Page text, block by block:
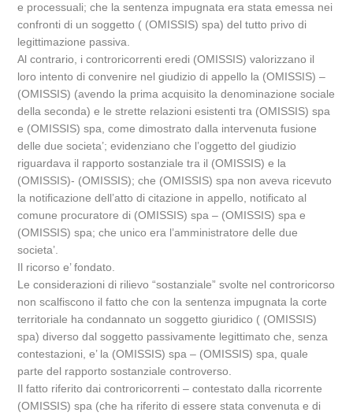
e processuali; che la sentenza impugnata era stata emessa nei
confronti di un soggetto ( (OMISSIS) spa) del tutto privo di
legittimazione passiva.
Al contrario, i controricorrenti eredi (OMISSIS) valorizzano il
loro intento di convenire nel giudizio di appello la (OMISSIS) –
(OMISSIS) (avendo la prima acquisito la denominazione sociale
della seconda) e le strette relazioni esistenti tra (OMISSIS) spa
e (OMISSIS) spa, come dimostrato dalla intervenuta fusione
delle due societa’; evidenziano che l’oggetto del giudizio
riguardava il rapporto sostanziale tra il (OMISSIS) e la
(OMISSIS)- (OMISSIS); che (OMISSIS) spa non aveva ricevuto
la notificazione dell’atto di citazione in appello, notificato al
comune procuratore di (OMISSIS) spa – (OMISSIS) spa e
(OMISSIS) spa; che unico era l’amministratore delle due
societa’.
Il ricorso e’ fondato.
Le considerazioni di rilievo “sostanziale” svolte nel controricorso
non scalfiscono il fatto che con la sentenza impugnata la corte
territoriale ha condannato un soggetto giuridico ( (OMISSIS)
spa) diverso dal soggetto passivamente legittimato che, senza
contestazioni, e’ la (OMISSIS) spa – (OMISSIS) spa, quale
parte del rapporto sostanziale controverso.
Il fatto riferito dai controricorrenti – contestato dalla ricorrente
(OMISSIS) spa (che ha riferito di essere stata convenuta e di